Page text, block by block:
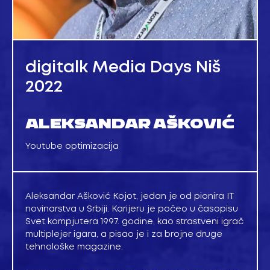
digitalk Media Days Niš
2022
ALEKSANDAR AŠKOVIĆ
Youtube optimizacija
Aleksandar Ašković Kojot, jedan je od pionira IT
novinarstva u Srbiji. Karijeru je počeo u časopisu
Svet kompjutera 1997. godine, kao strastveni igrač
multiplejer igara, a pisao je i za brojne druge
tehnološke magazine.